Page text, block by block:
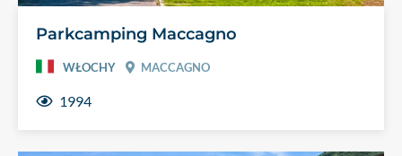
Parkcamping Maccagno
WŁOCHY MACCAGNO
1994